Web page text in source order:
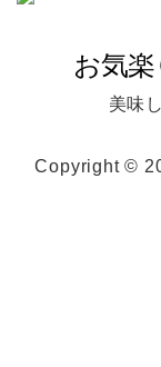
美味
Copyright ©